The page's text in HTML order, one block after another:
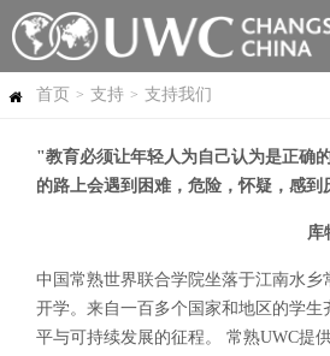
首页 > 支持 > 支持我们
"教育必须让年轻人为自己认为是正确
的路上会遇到困难，危险，怀疑，感
库
中国常熟世界联合学院坐落于江南水乡
开学。来自一百多个国家和地区的学生
平与可持续发展的征程。 常熟UWC提